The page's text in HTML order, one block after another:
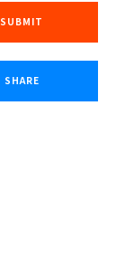
SUBMIT
SHARE